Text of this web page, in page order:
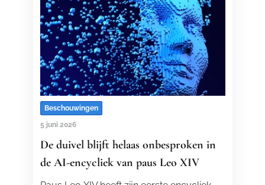
Beschouwingen
5 juni 2026
De duivel blijft helaas onbesproken in
de AI-encycliek van paus Leo XIV